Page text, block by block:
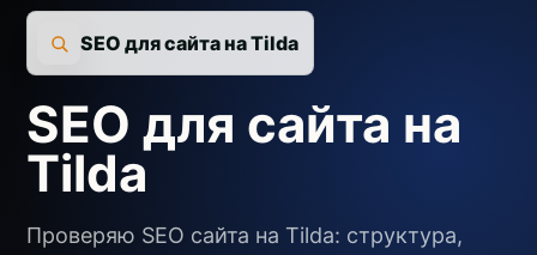
SEO для сайта на Tilda
SEO для сайта на
Tilda
Проверяю SEO сайта на Tilda: структура,